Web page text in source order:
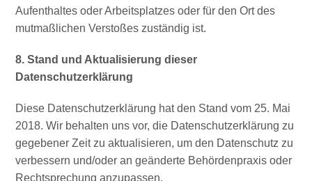
Auf­ent­hal­tes oder Arbeits­plat­zes oder für den Ort des
mut­maß­li­chen Ver­sto­ßes zustän­dig ist.
8. Stand und Aktua­li­sie­rung die­ser
Datenschutzerklärung
Die­se Daten­schutz­er­klä­rung hat den Stand vom 25. Mai
2018. Wir behal­ten uns vor, die Daten­schutz­er­klä­rung zu
gege­be­ner Zeit zu aktua­li­sie­ren, um den Daten­schutz zu
ver­bes­sern und/oder an geän­der­te Behör­den­pra­xis oder
Recht­spre­chung anzupassen.